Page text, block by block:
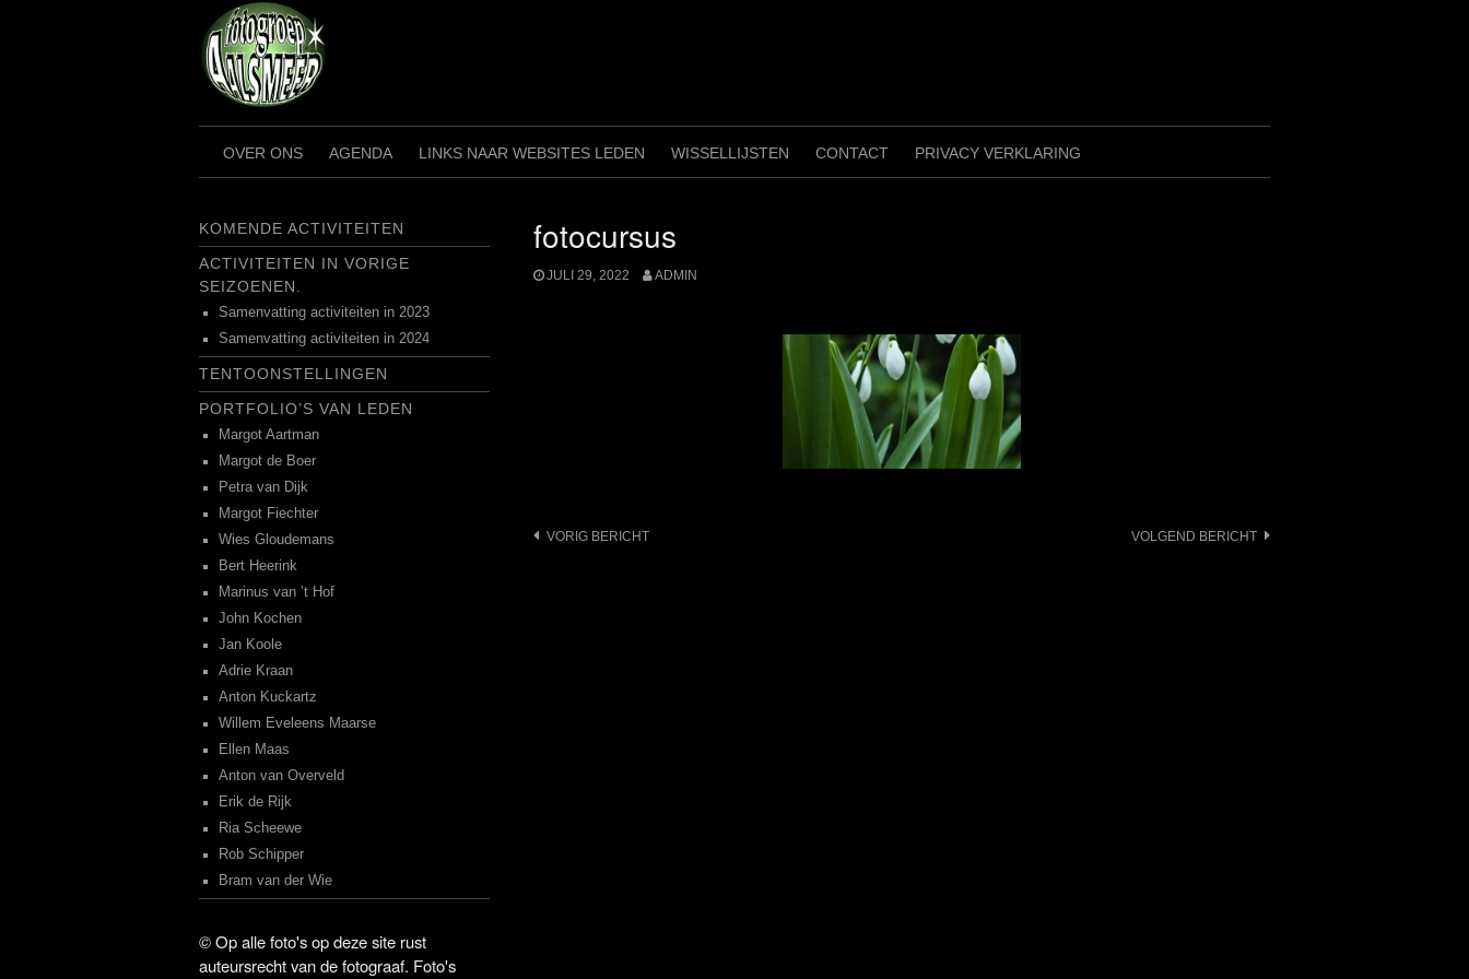
OVER ONS AGENDA LINKS NAAR WEBSITES LEDEN WISSELLIJSTEN CONTACT PRIVACY VERKLARING
fotocursus
JULI 29, 2022 ADMIN
Bericht
VORIG BERICHT VOLGEND BERICHT
KOMENDE ACTIVITEITEN
ACTIVITEITEN IN VORIGE
SEIZOENEN.
Samenvatting activiteiten in 2023
Samenvatting activiteiten in 2024
TENTOONSTELLINGEN
PORTFOLIO’S VAN LEDEN
Margot Aartman
Margot de Boer
Petra van Dijk
Margot Fiechter
Wies Gloudemans
Bert Heerink
Marinus van ’t Hof
John Kochen
Jan Koole
Adrie Kraan
Anton Kuckartz
Willem Eveleens Maarse
Ellen Maas
Anton van Overveld
Erik de Rijk
Ria Scheewe
Rob Schipper
Bram van der Wie
©Op alle foto's op deze site rust
auteursrecht van de fotograaf. Foto's